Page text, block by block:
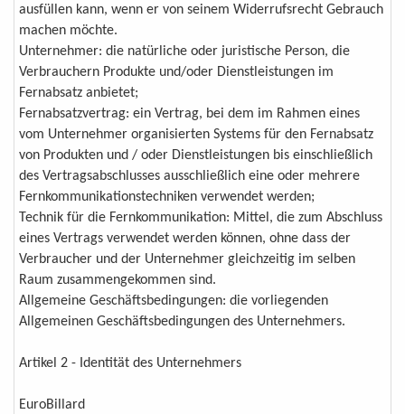
ausfüllen kann, wenn er von seinem Widerrufsrecht Gebrauch
machen möchte.
Unternehmer: die natürliche oder juristische Person, die
Verbrauchern Produkte und/oder Dienstleistungen im
Fernabsatz anbietet;
Fernabsatzvertrag: ein Vertrag, bei dem im Rahmen eines
vom Unternehmer organisierten Systems für den Fernabsatz
von Produkten und / oder Dienstleistungen bis einschließlich
des Vertragsabschlusses ausschließlich eine oder mehrere
Fernkommunikationstechniken verwendet werden;
Technik für die Fernkommunikation: Mittel, die zum Abschluss
eines Vertrags verwendet werden können, ohne dass der
Verbraucher und der Unternehmer gleichzeitig im selben
Raum zusammengekommen sind.
Allgemeine Geschäftsbedingungen: die vorliegenden
Allgemeinen Geschäftsbedingungen des Unternehmers.
Artikel 2 - Identität des Unternehmers
EuroBillard